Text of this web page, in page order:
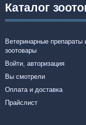
Каталог
Ветеринарные препараты
зоотовары
Войти, авторизация
Вы смотрели
Оплата и доставка
Прайслист